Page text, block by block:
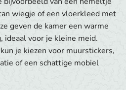
wiegje of een vloerkleed met
geven de kamer een warme
voor je kleine meid.
kun je kiezen voor muurstickers,
of een schattige mobiel